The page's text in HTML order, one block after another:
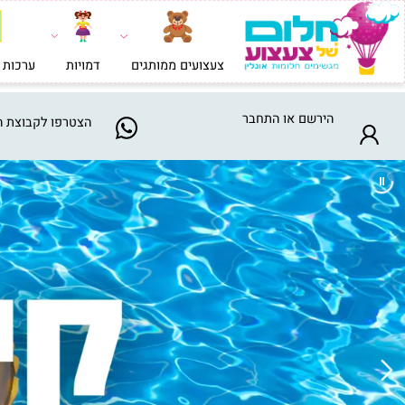
הירשם אוהתחבר הצטרפולקבוצת
צעצועים ממותגים דמויות ערכות בניה